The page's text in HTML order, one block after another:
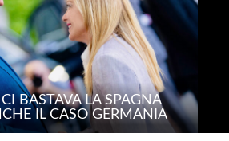
BASTAVA LA SPAGNA
IL CASO GERMANIA